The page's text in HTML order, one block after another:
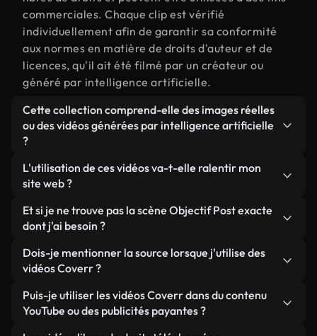
commerciales. Chaque clip est vérifié
individuellement afin de garantir sa conformité
aux normes en matière de droits d'auteur et de
licences, qu'il ait été filmé par un créateur ou
généré par intelligence artificielle.
Cette collection comprend-elle des images réelles
ou des vidéos générées par intelligence artificielle
?
Les deux. Il s'agit d'une bibliothèque hybride
composée de véritables images filmées par des
vidéos générées par IA. Chaque vidéo est
clairement identifiée afin que vous sachiez
toujours ce que vous utilisez.
L'utilisation de ces vidéos va-t-elle ralentir mon
site web ?
Sauf si vous choisissez nos versions optimisées.
Nous proposons des formats légers, prêts pour le
ils conservent une qualité élevée tout en
minimisant les temps de chargement et en
améliorant des indicateurs comme le LCP.
Et si je ne trouve pas la scène Objectif Post exacte
dont j'ai besoin ?
Vous pouvez en créer une instantanément avec
Coverr AI Studio. Il vous suffit de décrire la scène,
et le Studio générera en quelques secondes une
vidéo personnalisée conforme à nos normes de
licence.
Dois-je mentionner la source lorsque j'utilise des
vidéos Coverr ?
Aucune attribution n'est requise. Toutes les vidéos
de notre bibliothèque sont libres de droits et
Puis-je utiliser les vidéos Coverr dans du contenu
YouTube ou des publicités payantes ?
Oui. Toutes les séquences vidéo de Coverr peuvent